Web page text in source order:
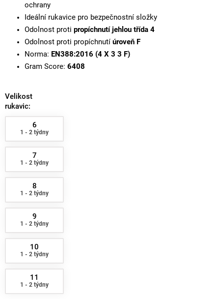
ochrany
Ideální rukavice pro bezpečnostní složky
Odolnost proti propíchnutí jehlou třída 4
Odolnost proti propíchnutí úroveň F
Norma: EN388:2016 (4 X 3 3 F)
Gram Score: 6408
Velikost
rukavic:
6
1 - 2 týdny
7
1 - 2 týdny
8
1 - 2 týdny
9
1 - 2 týdny
10
1 - 2 týdny
11
1 - 2 týdny